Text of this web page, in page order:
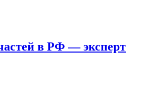
в РФ — эксперт